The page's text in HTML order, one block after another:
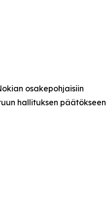
osakepohjaisiin
hallituksen päätökseen